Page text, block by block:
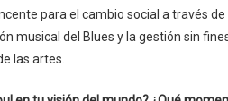
para el cambio social a través
musical del Blues y la gestión sin
las artes.